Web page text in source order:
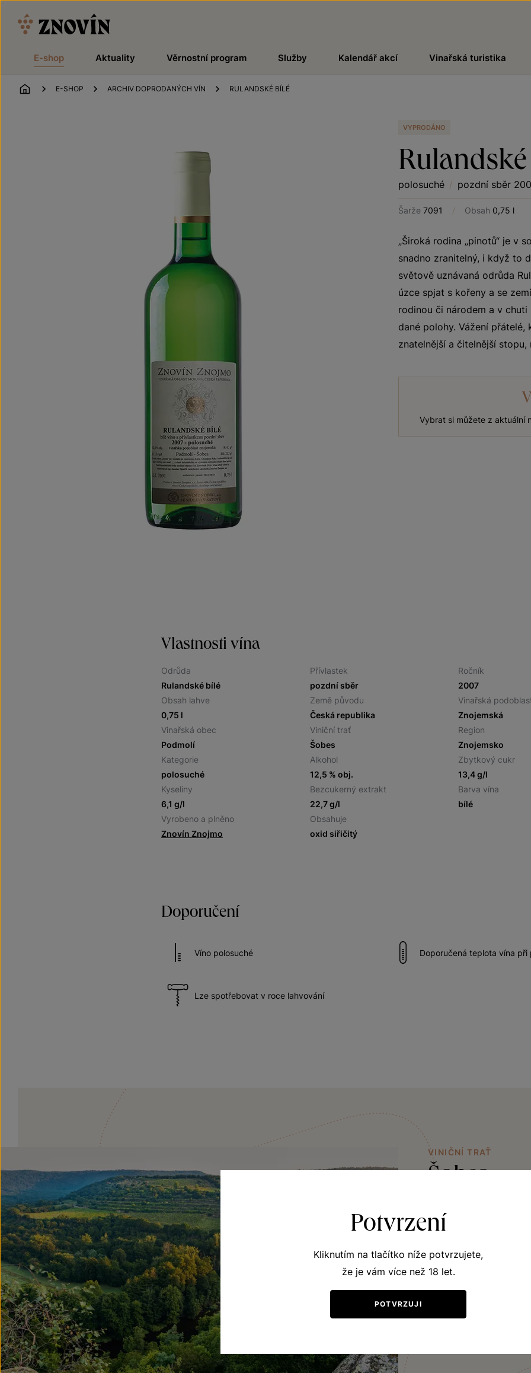
E-shop Aktuality Věrnostní program Služby Kalendář akcí Vinařská turistika
ÚVOD
E-SHOP ARCHIV DOPRODANÝCH VÍN RULANDSKÉ BÍLÉ
VYPRODÁNO
polosuché / pozdní sběr
Šarže 7091 / Obsah 0,75 l
„Široká rodina „pinotů“ je v
snadno zranitelný, i když to
světově uznávaná odrůda
úzce spjat s kořeny a se
rodinou či národem a v
dané polohy. Vážení
znatelnější a čitelnější stopu,
Vybrat si můžete z aktuální
Vlastnosti vína
Odrůda
Rulandské bílé
Přívlastek
pozdní sběr
Ročník
2007
Obsah lahve
0,75 l
Země původu
Česká republika
Vinařská
Znojemská
Vinařská obec
Podmolí
Viniční trať
Šobes
Region
Znojemsko
Kategorie
polosuché
Alkohol
12,5 % obj.
Zbytkový cukr
13,4 g/l
Kyseliny
6,1 g/l
Bezcukerný extrakt
22,7 g/l
Barva vína
bílé
Vyrobeno a plněno
Znovín Znojmo
Obsahuje
oxid siřičitý
Doporučení
Víno polosuché Doporučená teplota vína při
Lze spotřebovat v roce lahvování
VINIČNÍ TRAŤ
Šobes
Vinice Šobes svým
fascinuje příchozí při
nadmořské výšky a
větrům. Kamenitá a
Potvrzení
Kliknutím na tlačítko níže potvrzujete,
že je vám více než 18 let.
POTVRZUJI